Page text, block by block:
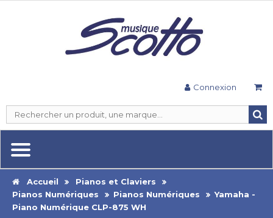
Connexion
Accueil
Pianos et Claviers
Pianos Numériques
Pianos Numériques
Yamaha -
Piano Numérique CLP-875 WH